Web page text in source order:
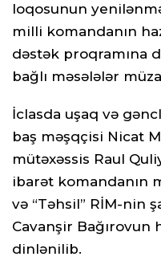
loqosunun
milli komandanın
dəstək proqramına
bağlı məsələlər
İclasda uşaq və
baş məşqçisi Nicat
mütəxəssis Raul
ibarət komandanın
və “Təhsil” RİM-nin
Cavanşir Bağırovun
dinlənilib.